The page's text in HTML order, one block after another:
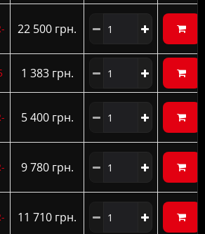
22 500 грн.
1 383 грн.
5 400 грн.
9 780 грн.
11 710 грн.